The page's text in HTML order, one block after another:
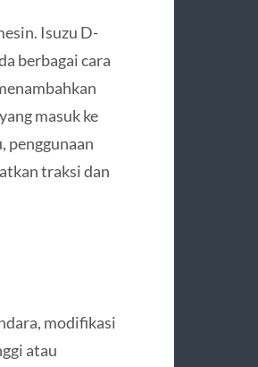
Isuzu D-
berbagai cara
masuk ke
penggunaan
traksi dan
modifikasi
atau